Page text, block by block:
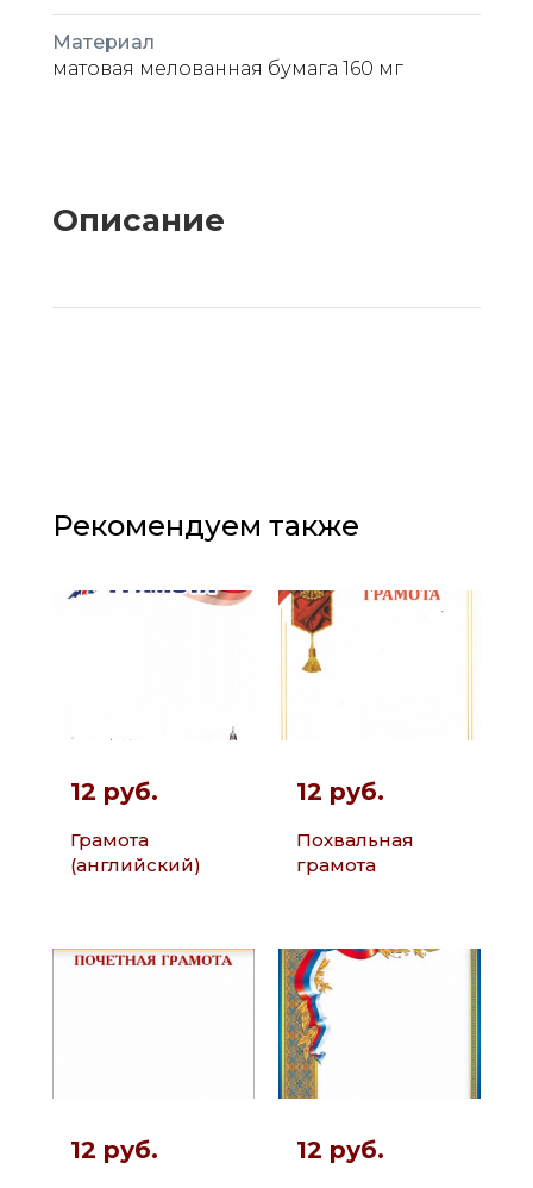
Материал
матовая мелованная бумага 160 мг
Описание
Рекомендуем также
12 руб.
Грамота
(английский)
12 руб.
Похвальная
грамота
12 руб. 12 руб.